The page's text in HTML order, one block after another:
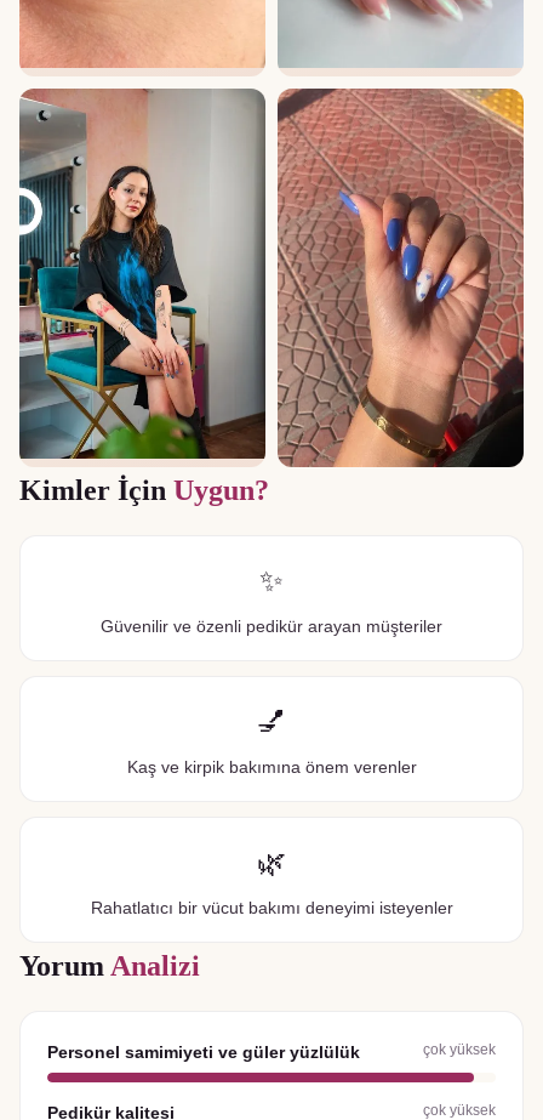
Kimler İçin Uygun?
✨
Güvenilir ve özenli pedikür arayan müşteriler
💅
Kaş ve kirpik bakımına önem verenler
🌿
Rahatlatıcı bir vücut bakımı deneyimi isteyenler
Yorum Analizi
Personel samimiyeti ve güler yüzlülük çok yüksek
Pedikür kalitesi çok yüksek